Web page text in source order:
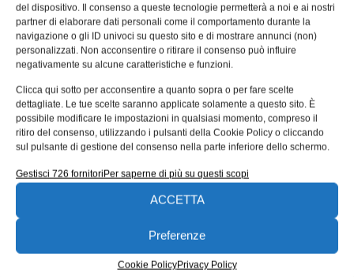
del dispositivo. Il consenso a queste tecnologie permetterà a noi e ai nostri
partner di elaborare dati personali come il comportamento durante la
navigazione o gli ID univoci su questo sito e di mostrare annunci (non)
personalizzati. Non acconsentire o ritirare il consenso può influire
negativamente su alcune caratteristiche e funzioni.
Clicca qui sotto per acconsentire a quanto sopra o per fare scelte
dettagliate. Le tue scelte saranno applicate solamente a questo sito. È
possibile modificare le impostazioni in qualsiasi momento, compreso il
ritiro del consenso, utilizzando i pulsanti della Cookie Policy o cliccando
sul pulsante di gestione del consenso nella parte inferiore dello schermo.
Gestisci 726 fornitoriPer saperne di più su questi scopi
ACCETTA
Preferenze
Cookie PolicyPrivacy Policy
Le tensioni residue di primo,
secondo e terzo tipo: le cause e
sul numero precedente abbiamo visto cosa siano le